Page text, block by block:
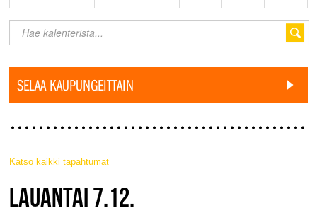
SELAA KAUPUNGEITTAIN
Katso kaikki tapahtumat
JAZZ FINLAND LIVE
LAUANTAI 7.12.